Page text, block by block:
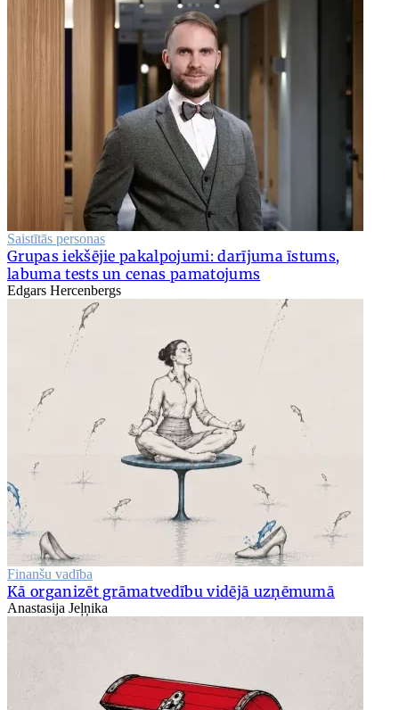
Saistītās personas
Grupas iekšējie pakalpojumi: darījuma īstums,
labuma tests un cenas pamatojums
Edgars Hercenbergs
Finanšu vadība
Kā organizēt grāmatvedību vidējā uzņēmumā
Anastasija Jeļņika